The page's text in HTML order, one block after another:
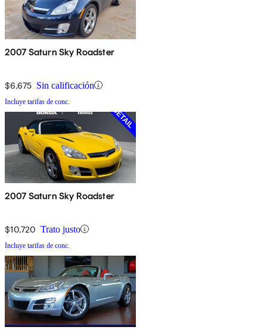
2007 Saturn Sky Roadster
$6,675 Sin calificación
Incluye tarifas de conc.
2007 Saturn Sky Roadster
$10,720 Trato justo
Incluye tarifas de conc.